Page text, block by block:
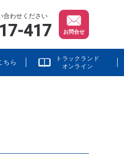
合わせください
お問合せ
ちら
トラックランド
オンライン